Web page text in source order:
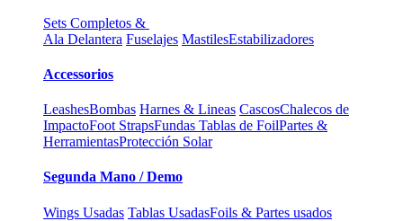
Sets Completos &
Ala Delantera Fuselajes MastilesEstabilizadores
Accessorios
LeashesBombas Harnes & Lineas CascosChalecos de
ImpactoFoot StrapsFundas Tablas de FoilPartes &
HerramientasProtección Solar
Segunda Mano / Demo
Wings Usadas Tablas UsadasFoils & Partes usados